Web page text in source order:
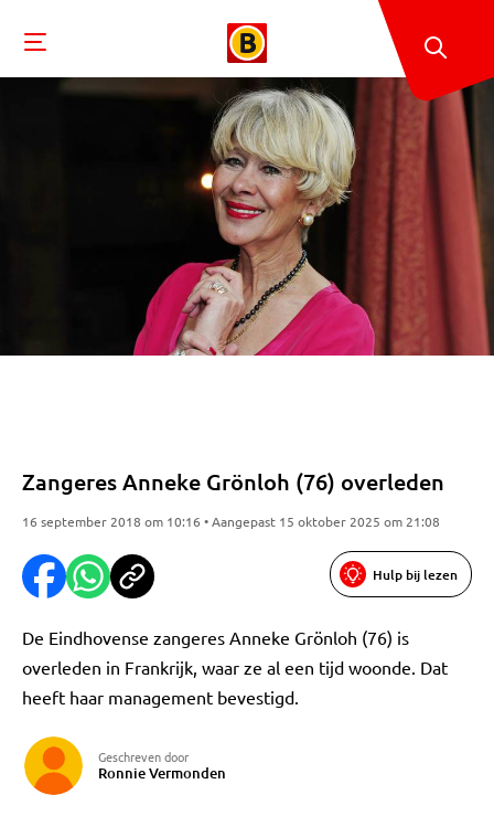
Zangeres Anneke Grönloh (76) overleden
16 september 2018 om 10:16 • Aangepast 15 oktober 2025 om 21:08
Hulp bij lezen
De Eindhovense zangeres Anneke Grönloh (76) is
overleden in Frankrijk, waar ze al een tijd woonde. Dat
heeft haar management bevestigd.
Geschreven door
Ronnie Vermonden